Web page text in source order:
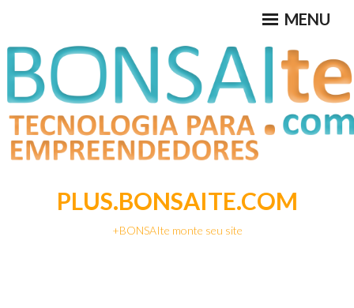
conteúdo
PLUS.BONSAITE.COM
+BONSAIte monte seu site
MENU